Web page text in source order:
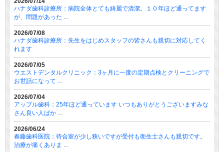
ハナダ歯科診療所：病院全体とても綺麗で清潔。１０年ほど通ってます
が、問題があった ...
2026/07/08
ハナダ歯科診療所：先生をはじめスタッフの皆さんも親切に対応してく
れます
2026/07/05
ウエストデンタルクリニック：3ヶ月に一度の定期点検とクリーニングで
お世話になって ...
2026/07/04
アップル歯科：25年ほど通っています いつもありがとうございますみな
さん良い人ばか ...
2026/06/24
春藤歯科医院：待合室が少し狭いですが受付も衛生士さんも親切です。
治療が痛くありま ...